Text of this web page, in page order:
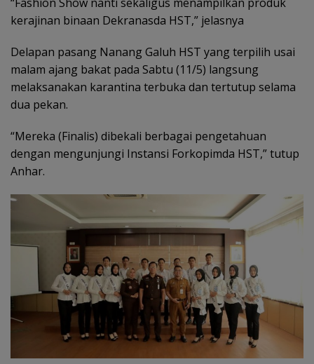
kerajinan binaan Dekranasda HST,” jelasnya
Delapan pasang Nanang Galuh HST yang terpilih usai
malam ajang bakat pada Sabtu (11/5) langsung
melaksanakan karantina terbuka dan tertutup selama
dua pekan.
“Mereka (Finalis) dibekali berbagai pengetahuan
dengan mengunjungi Instansi Forkopimda HST,” tutup
Anhar.